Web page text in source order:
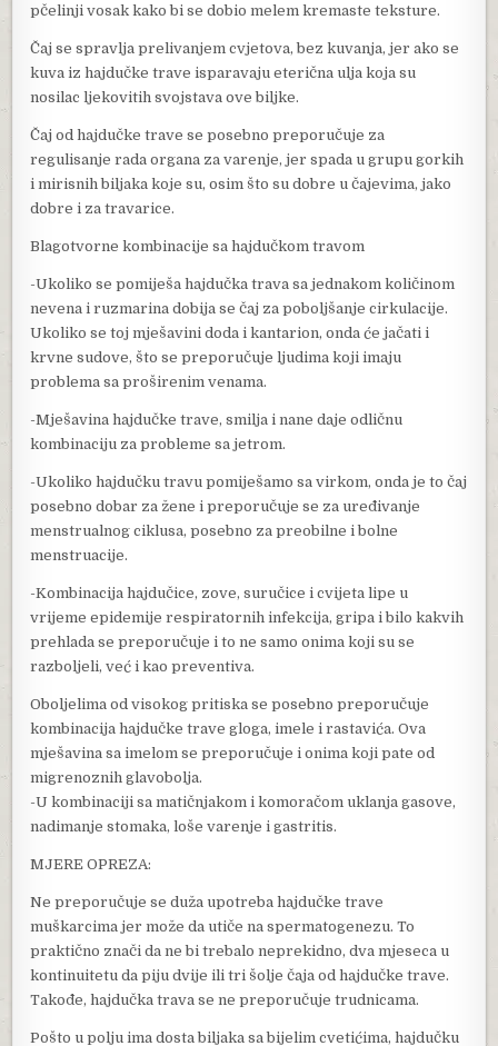
pčelinji vosak kako bi se dobio melem kremaste teksture.
Čaj se spravlja prelivanjem cvjetova, bez kuvanja, jer ako se
kuva iz hajdučke trave isparavaju eterična ulja koja su
nosilac ljekovitih svojstava ove biljke.
Čaj od hajdučke trave se posebno preporučuje za
regulisanje rada organa za varenje, jer spada u grupu gorkih
i mirisnih biljaka koje su, osim što su dobre u čajevima, jako
dobre i za travarice.
Blagotvorne kombinacije sa hajdučkom travom
-Ukoliko se pomiješa hajdučka trava sa jednakom količinom
nevena i ruzmarina dobija se čaj za poboljšanje cirkulacije.
Ukoliko se toj mješavini doda i kantarion, onda će jačati i
krvne sudove, što se preporučuje ljudima koji imaju
problema sa proširenim venama.
-Mješavina hajdučke trave, smilja i nane daje odličnu
kombinaciju za probleme sa jetrom.
-Ukoliko hajdučku travu pomiješamo sa virkom, onda je to čaj
posebno dobar za žene i preporučuje se za uređivanje
menstrualnog ciklusa, posebno za preobilne i bolne
menstruacije.
-Kombinacija hajdučice, zove, suručice i cvijeta lipe u
vrijeme epidemije respiratornih infekcija, gripa i bilo kakvih
prehlada se preporučuje i to ne samo onima koji su se
razboljeli, već i kao preventiva.
Oboljelima od visokog pritiska se posebno preporučuje
kombinacija hajdučke trave gloga, imele i rastavića. Ova
mješavina sa imelom se preporučuje i onima koji pate od
migrenoznih glavobolja.
-U kombinaciji sa matičnjakom i komoračom uklanja gasove,
nadimanje stomaka, loše varenje i gastritis.
MJERE OPREZA:
Ne preporučuje se duža upotreba hajdučke trave
muškarcima jer može da utiče na spermatogenezu. To
praktično znači da ne bi trebalo neprekidno, dva mjeseca u
kontinuitetu da piju dvije ili tri šolje čaja od hajdučke trave.
Takođe, hajdučka trava se ne preporučuje trudnicama.
Pošto u polju ima dosta biljaka sa bijelim cvetićima, hajdučku